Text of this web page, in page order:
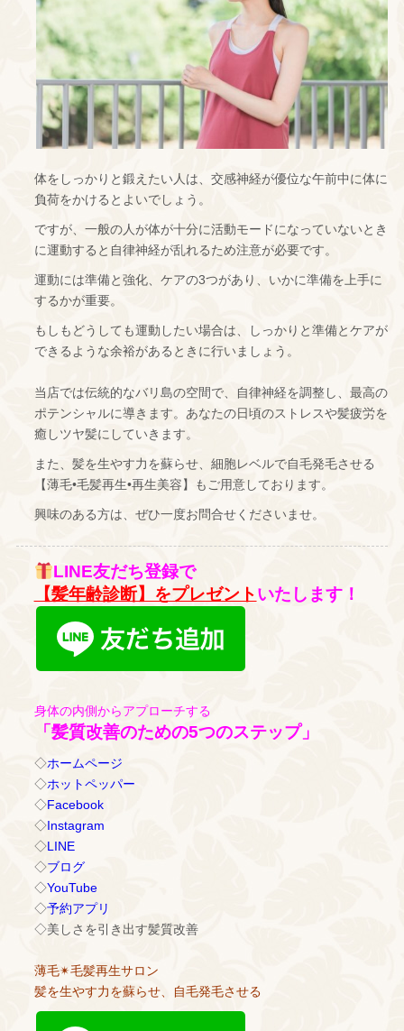
体をしっかりと鍛えたい人は、交感神経が優位な午前中に体に
負荷をかけるとよいでしょう。
ですが、一般の人が体が十分に活動モードになっていないとき
に運動すると自律神経が乱れるため注意が必要です。
運動には準備と強化、ケアの3つがあり、いかに準備を上手に
するかが重要。
もしもどうしても運動したい場合は、しっかりと準備とケアが
できるような余裕があるときに行いましょう。
当店では伝統的なバリ島の空間で、自律神経を調整し、最高の
ポテンシャルに導きます。あなたの日頃のストレスや髪疲労を
癒しツヤ髪にしていきます。
また、髪を生やす力を蘇らせ、細胞レベルで自毛発毛させる
【薄毛•毛髪再生•再生美容】もご用意しております。
興味のある方は、ぜひ一度お問合せくださいませ。
LINE友だち登録で
【髪年齢診断】をプレゼントいたします！
身体の内側からアプローチする
「髪質改善のための5つのステップ」
◇ホームページ
◇ホットペッパー
◇Facebook
◇Instagram
◇LINE
◇ブログ
◇YouTube
◇予約アプリ
◇美しさを引き出す髪質改善
薄毛✴︎毛髪再生サロン
髪を生やす力を蘇らせ、自毛発毛させる